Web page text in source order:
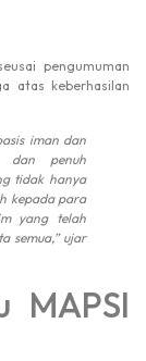
pengumuman
atas keberhasilan
iman dan
dan penuh
tidak hanya
kepada para
yang telah
semua,” ujar
MAPSI